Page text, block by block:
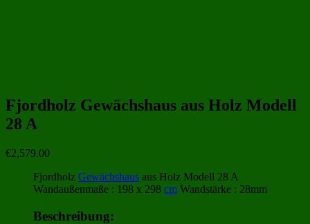
Fjordholz Gewächshaus aus Holz Modell
28 A
€2,579.00
Fjordholz Gewächshaus aus Holz Modell 28 A
Wandaußenmaße : 198 x 298 cm Wandstärke : 28mm
Beschreibung: